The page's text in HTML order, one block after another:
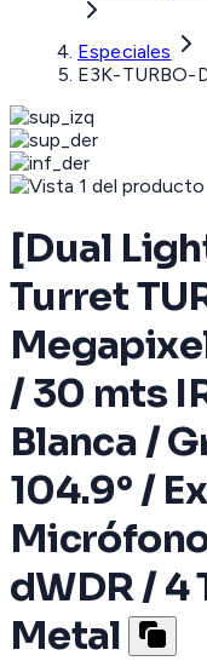
Especiales
E3K-TURBO-
[Dual
Turret
/ 30 mts
Blanca /
104.9° /
dWDR / 4
Metal